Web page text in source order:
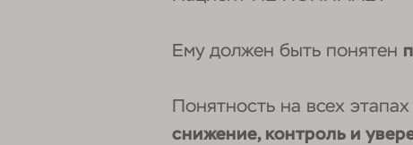
Ему должен быть понятен
Понятность на всех
снижение, контроль и